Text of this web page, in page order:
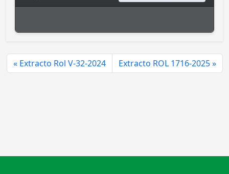
Extracto Rol V-32-2024 Extracto ROL 1716-2025